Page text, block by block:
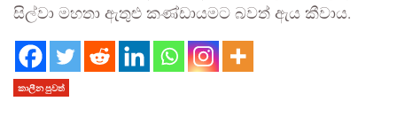
සිල්වා මහතා ඇතුළු කණ්ඩායමට බවත් ඇය කීවාය.
කාලීන පුවත්